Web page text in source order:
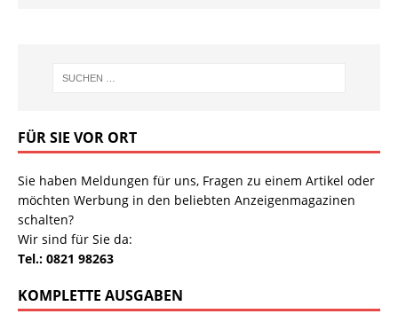
FÜR SIE VOR ORT
Sie haben Meldungen für uns, Fragen zu einem Artikel oder
möchten Werbung in den beliebten Anzeigenmagazinen
schalten?
Wir sind für Sie da:
Tel.: 0821 98263
KOMPLETTE AUSGABEN